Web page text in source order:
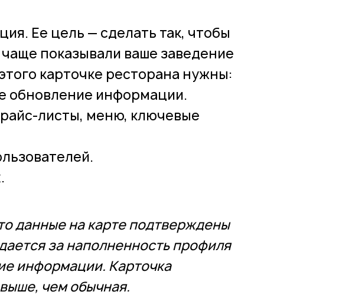
Ее цель — сделать так, чтобы
показывали ваше заведение
карточке ресторана нужны:
обновление информации.
листы, меню, ключевые
данные на карте подтверждены
за наполненность профиля
информации. Карточка
чем обычная.